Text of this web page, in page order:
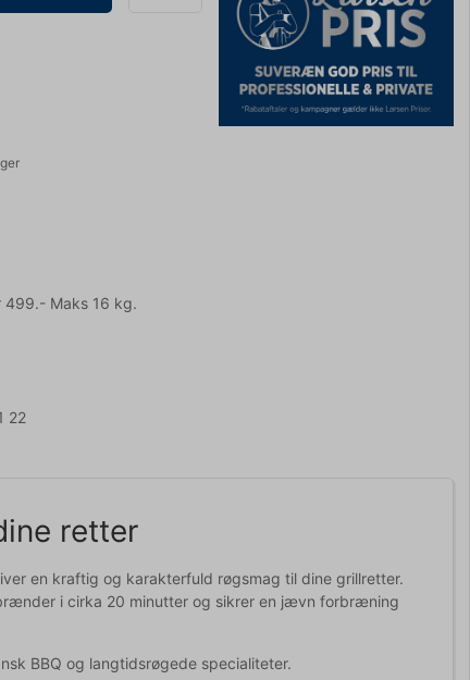
499.- Maks 16 kg.
22
retter
en kraftig og karakterfuld røgsmag til dine grillretter.
i cirka 20 minutter og sikrer en jævn forbræning
BBQ og langtidsrøgede specialiteter.